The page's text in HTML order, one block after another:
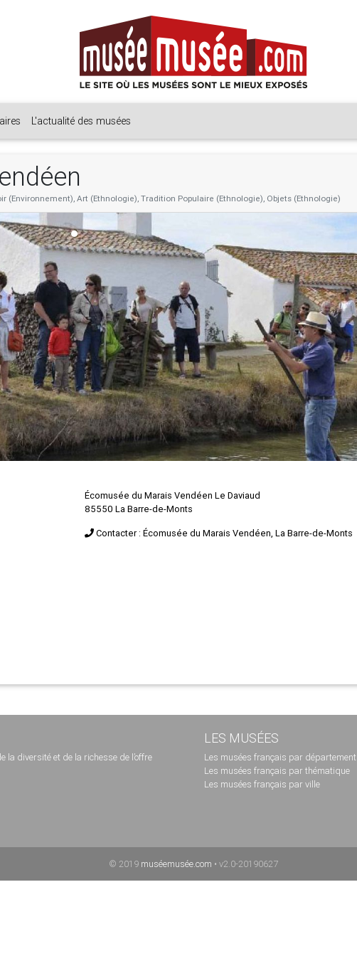
L'actualité des musées
(Environnement), Art (Ethnologie), Tradition Populaire (Ethnologie), Objets (Ethnologie)
Écomusée du Marais Vendéen Le Daviaud
85550 La Barre-de-Monts
Contacter : Écomusée du Marais Vendéen, La Barre-de-Monts
la diversité et de la richesse de l’offre
LES MUSÉES
Les musées français par département
Les musées français par thématique
Les musées français par ville
© 2019 muséemusée.com • v2.0-20190627